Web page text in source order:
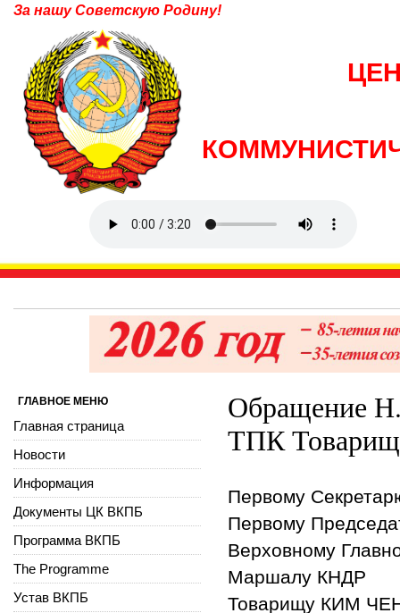
За нашу Советскую Родину!
Обращение
ТПК
Первому
Первому
Верховному
Маршалу КНДР
Товарищу КИМ
ГЛАВНОЕ МЕНЮ
Главная страница
Новости
Информация
Документы ЦК ВКПБ
Программа ВКПБ
The Programme
Устав ВКПБ